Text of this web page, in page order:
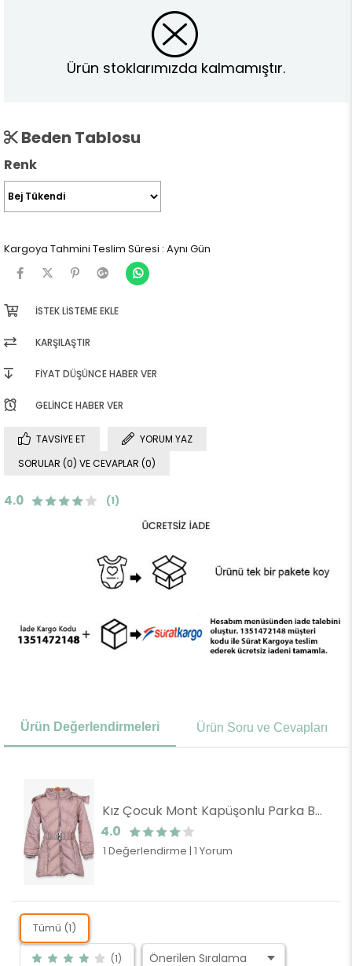
Ürün stoklarımızda kalmamıştır.
Beden Tablosu
Renk
Kargoya Tahmini Teslim Süresi : Aynı Gün
İSTEK LISTEME EKLE
KARŞILAŞTIR
FIYAT DÜŞÜNCE HABER VER
GELINCE HABER VER
TAVSIYE ET
YORUM YAZ
SORULAR (0) VE CEVAPLAR (0)
4.0 (1)
Ürün Değerlendirmeleri Ürün Soru ve Cevapları
Kız Çocuk Mont Kapüşonlu Parka Bej (7 Yaş)
4.0
1 Değerlendirme | 1 Yorum
Tümü (1)
(1)